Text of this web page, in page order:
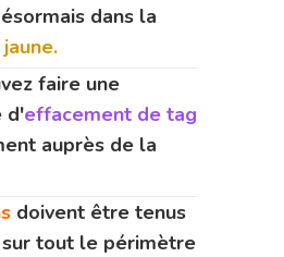
dans la
faire une
d'effacement de tag
auprès de la
doivent être tenus
tout le périmètre